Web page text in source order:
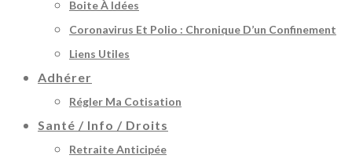
Boite À Idées
Coronavirus Et Polio : Chronique D’un Confinement
Liens Utiles
Adhérer
Régler Ma Cotisation
Santé / Info / Droits
Retraite Anticipée